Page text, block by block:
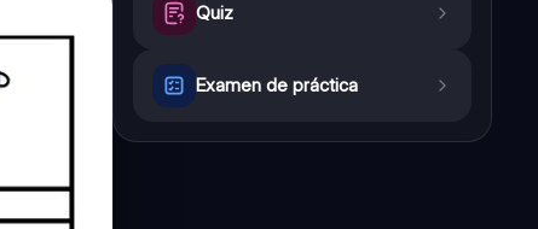
Quiz
Examen de práctica